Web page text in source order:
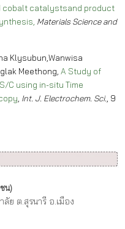
cobalt catalystsand product
Materials Science and
Klysubun,Wanwisa
Meethong, A Study of
C using in-situ Time
Int. J. Electrochem. Sci. , 9
น)
ลัย ต.สุรนารี อ.เมือง